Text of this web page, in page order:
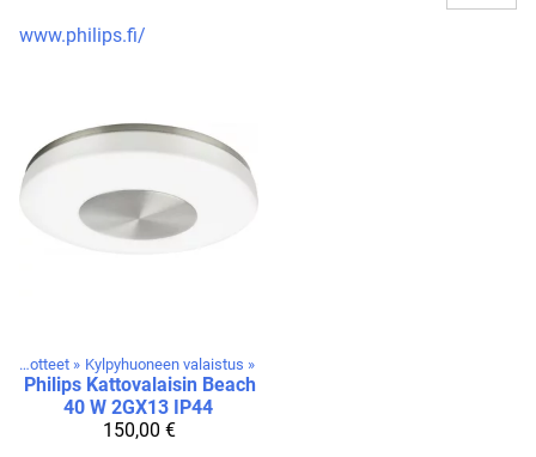
www.philips.fi/
Tuotteet ‪» Kylpyhuoneen valaistus ‪»
Philips Kattovalaisin Beach
40 W 2GX13 IP44
150,00 €